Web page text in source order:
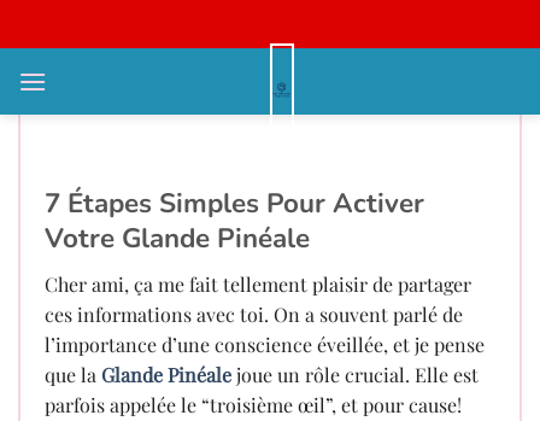
qua
nội
Glande Pinéale: Débloquez Votre
7 Étapes Simples Pour Activer
Votre Glande Pinéale
Cher ami, ça me fait tellement plaisir de partager
ces informations avec toi. On a souvent parlé de
l’importance d’une conscience éveillée, et je pense
que la Glande Pinéalejoue un rôle crucial. Elle est
parfois appelée le “troisième œil”, et pour cause!